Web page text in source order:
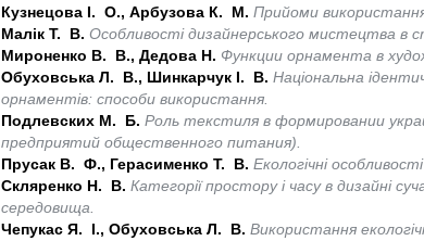
Кузнецова І. О., Арбузова К. М. Прийоми
Малік Т. В. Особливості дизайнерського мистецтва в
Мироненко В. В., Дедова Н. Функции орнамента в
Обуховська Л. В., Шинкарчук І. В. Національна
орнаментів: способи використання.
Подлевских М. Б. Роль текстиля в формировании
предприятий общественного питания).
Прусак В. Ф., Герасименко Т. В. Екологічні
Скляренко Н. В. Категорії простору і часу в дизайні
середовища.
Чепукас Я. І., Обуховська Л. В. Використання